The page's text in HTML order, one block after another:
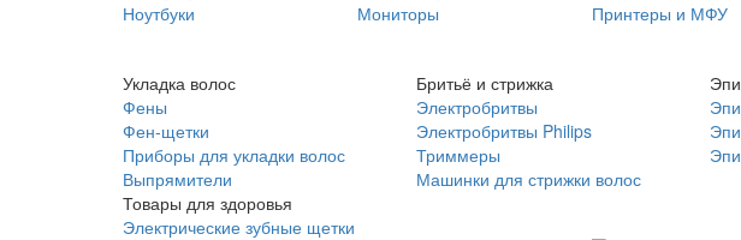
Ноутбуки Мониторы
Принтеры и МФУ
Укладка волос
Фены
Фен-щетки
Приборы для укладки волос
Выпрямители
Товары для здоровья
Электрические зубные щетки
Бритьё и стрижка
Электробритвы
Электробритвы Philips
Триммеры
Машинки для стрижки волос